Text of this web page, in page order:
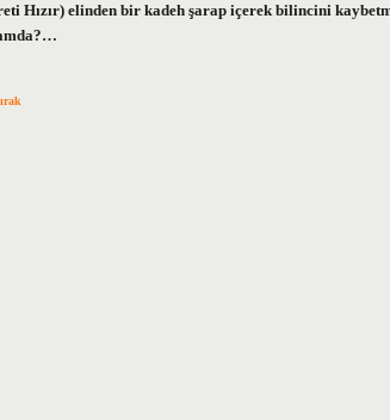
Hızır) elinden bir kadeh şarap içerek bilincini